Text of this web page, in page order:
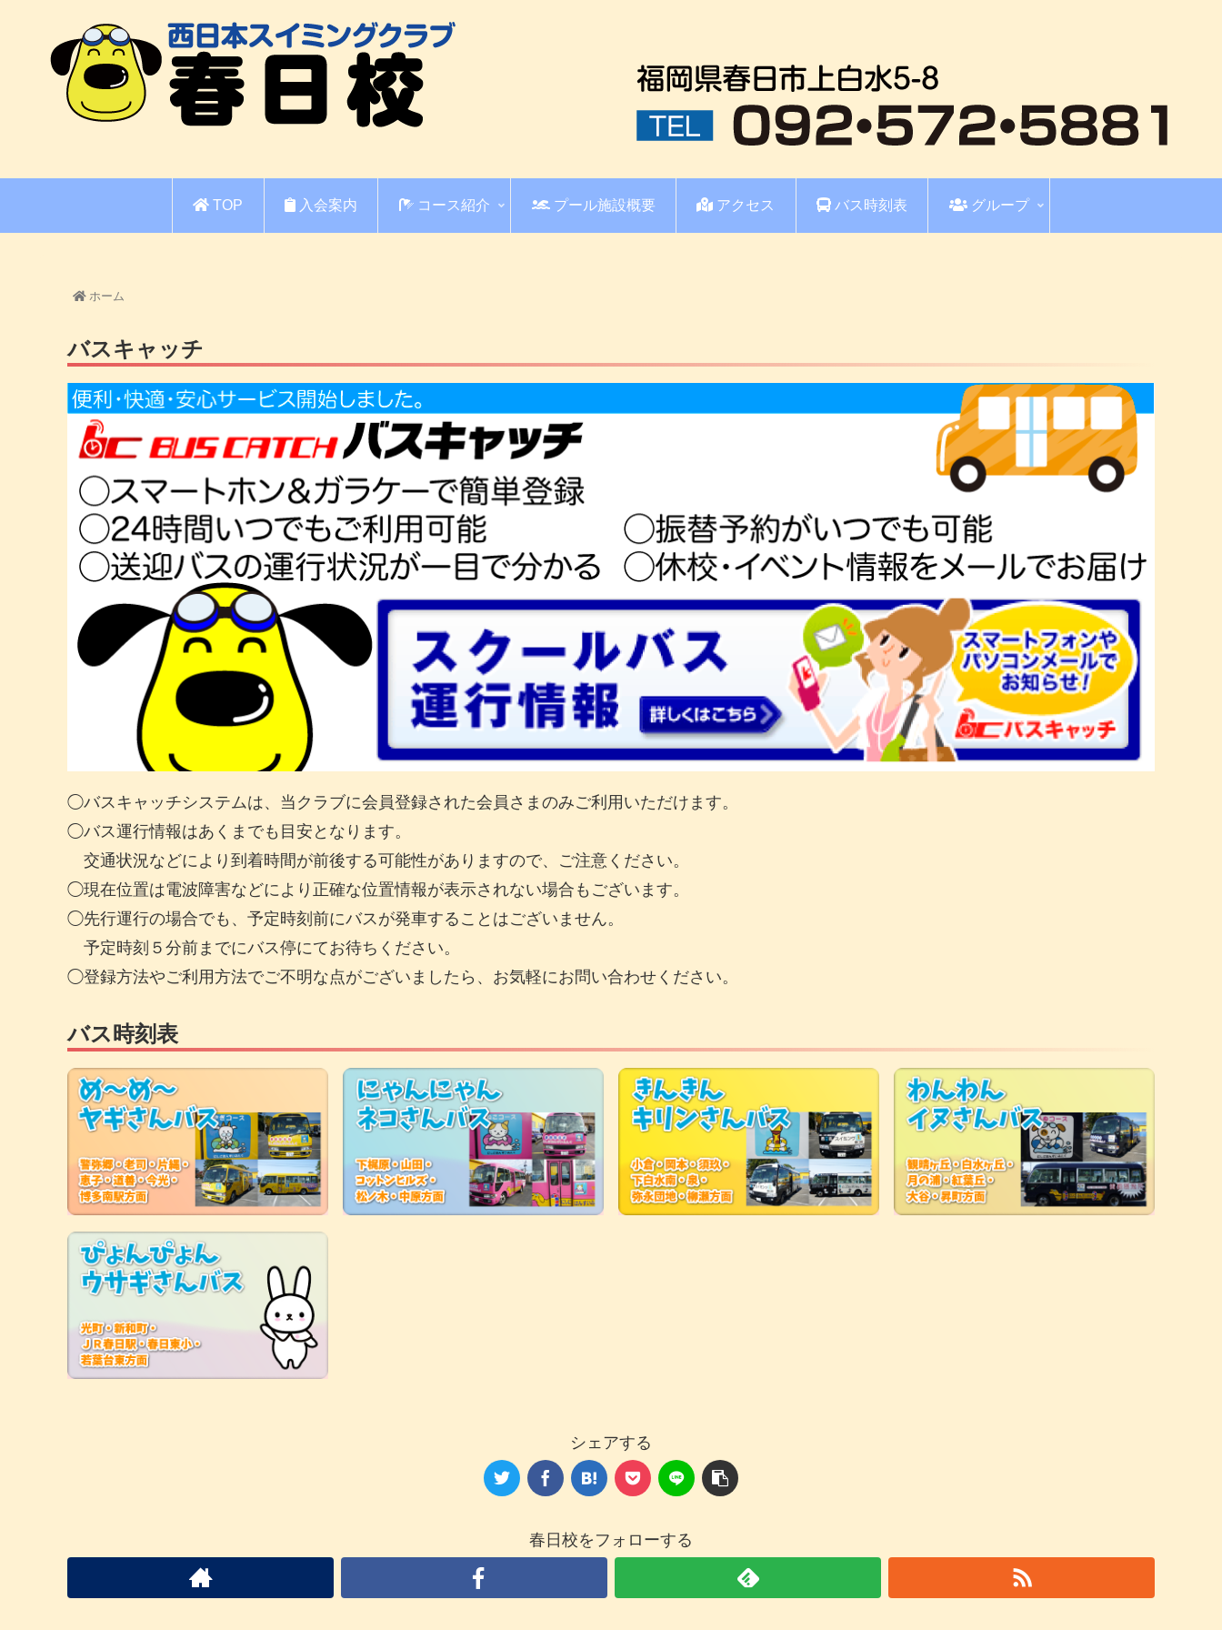
TOP 入会案内 コース紹介 プール施設概要 アクセス バス時刻表 グループ
ホーム
バスキャッチ
◯バスキャッチシステムは、当クラブに会員登録された会員さまのみご利用いただけます。
◯バス運行情報はあくまでも目安となります。
交通状況などにより到着時間が前後する可能性がありますので、ご注意ください。
◯現在位置は電波障害などにより正確な位置情報が表示されない場合もございます。
◯先行運行の場合でも、予定時刻前にバスが発車することはございません。
予定時刻５分前までにバス停にてお待ちください。
◯登録方法やご利用方法でご不明な点がございましたら、お気軽にお問い合わせください。
バス時刻表
シェアする
春日校をフォローする